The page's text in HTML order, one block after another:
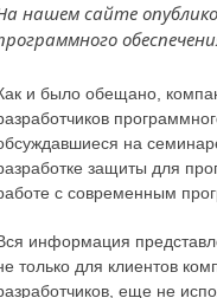
нашем сайте
и было обещано,
на
защиты для
с современным
информация
только для клиентов
еще не